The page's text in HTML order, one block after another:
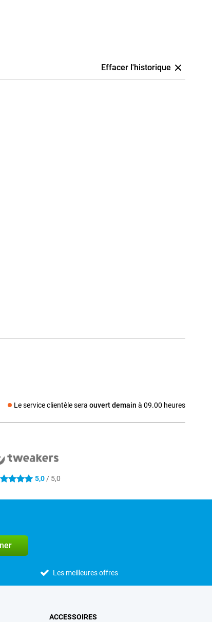
Effacer l'historique
Le service clientèle sera ouvert demain à 09.00 heures
social
5,0 / 5,0
Les meilleures offres
ACCESSOIRES